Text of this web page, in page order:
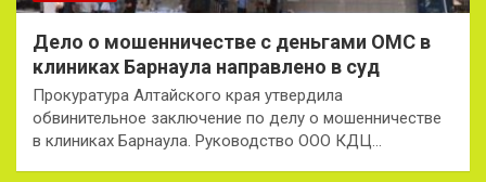
Дело о мошенничестве с деньгами ОМС в
клиниках Барнаула направлено в суд
Прокуратура Алтайского края утвердила
обвинительное заключение по делу о мошенничестве
в клиниках Барнаула. Руководство ООО КДЦ…